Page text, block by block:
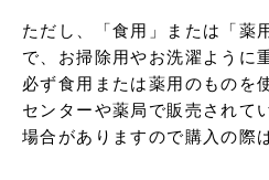
ただし、「食用」または「薬
で、お掃除用やお洗濯ように
必ず食用または薬用のものを
センターや薬局で販売されて
場合がありますので購入の際